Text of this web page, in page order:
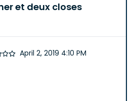
et deux closes
April 2, 2019 4:10 PM